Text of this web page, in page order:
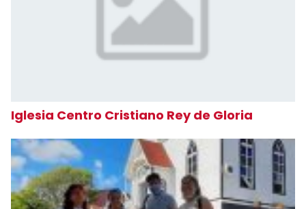
Iglesia Centro Cristiano Rey de Gloria